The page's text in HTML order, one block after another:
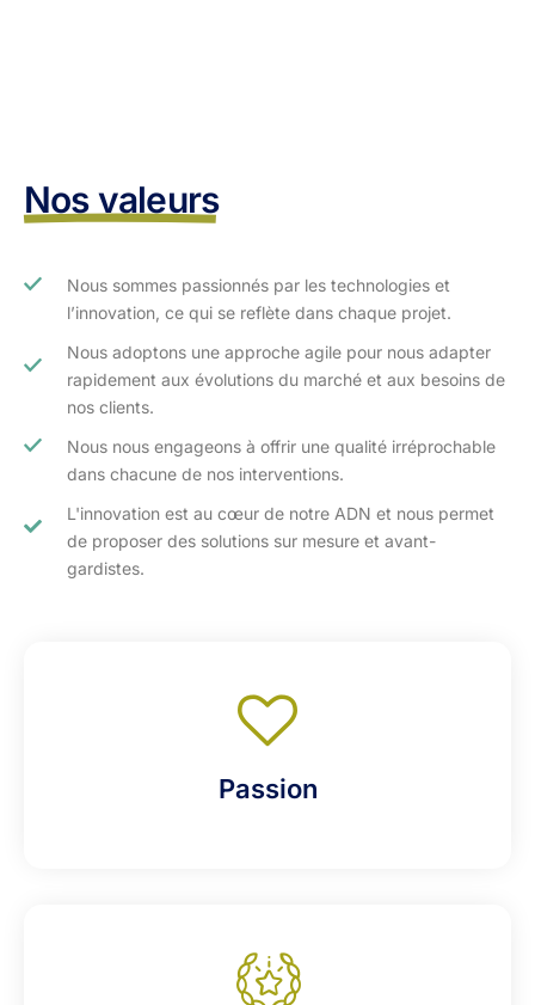
Nos valeurs
Nous sommes passionnés par les technologies et
l’innovation, ce qui se reflète dans chaque projet.
Nous adoptons une approche agile pour nous adapter
rapidement aux évolutions du marché et aux besoins de
nos clients.​
Nous nous engageons à offrir une qualité irréprochable
dans chacune de nos interventions.
L'innovation est au cœur de notre ADN et nous permet
de proposer des solutions sur mesure et avant-
gardistes.
Passion